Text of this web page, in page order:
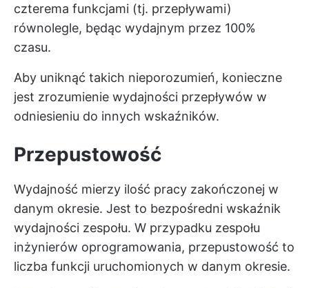
czterema funkcjami (tj. przepływami)
równolegle, będąc wydajnym przez 100%
czasu.
Aby uniknąć takich nieporozumień, konieczne
jest zrozumienie wydajności przepływów w
odniesieniu do innych wskaźników.
Przepustowość
Wydajność mierzy ilość pracy zakończonej w
danym okresie. Jest to bezpośredni wskaźnik
wydajności zespołu. W przypadku zespołu
inżynierów oprogramowania, przepustowość to
liczba funkcji uruchomionych w danym okresie.